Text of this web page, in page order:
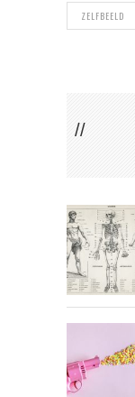
ZELFBEELD